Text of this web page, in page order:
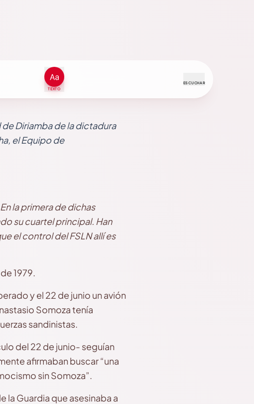
TEXTO
ESCUCHAR
Diriamba de la dictadura
el Equipo de
la primera de dichas
su cuartel principal. Han
el control del FSLN allí es
1979.
y el 22 de junio un avión
Somoza tenía
sandinistas.
del 22 de junio- seguían
afirmaban buscar “una
sin Somoza”.
la Guardia que asesinaba a